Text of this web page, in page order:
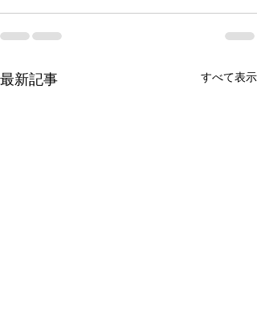
最新記事 すべて表示